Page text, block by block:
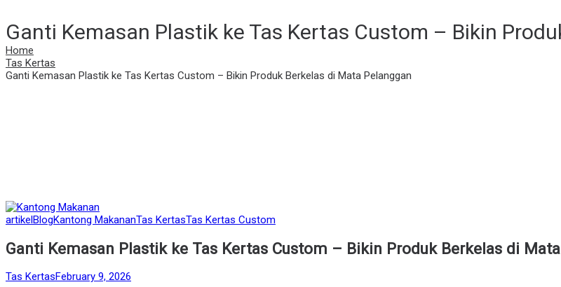
Ganti Kemasan Plastik ke Tas Kertas Custom – Bikin
Home
Tas Kertas
Ganti Kemasan Plastik ke Tas Kertas Custom – Bikin Produk Berkelas di Mata Pelanggan
Posted
artikelBlogKantong MakananTas KertasTas Kertas Custom
Ganti Kemasan Plastik ke Tas Kertas Custom – Bikin Produk Berkelas di
by
Tas KertasPosted
February 9, 2026